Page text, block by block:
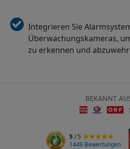
Integrieren Sie
Überwachungskameras,
zu erkennen und
BEKANNT
5/ 5
1449 Bewertungen